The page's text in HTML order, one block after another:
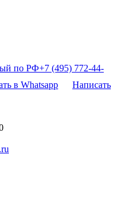
по РФ+7 (495) 772-44-
в Whatsapp
Написать